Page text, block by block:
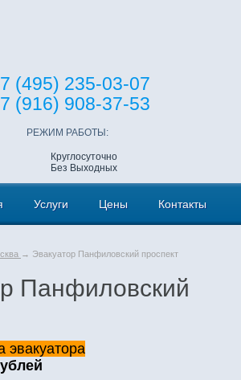
(495) 235-03-07
(916) 908-37-53
РЕЖИМ РАБОТЫ:
Круглосуточно
Без Выходных
Услуги Цены Контакты
→ Эвакуатор Панфиловский проспект
Панфиловский
эвакуатора